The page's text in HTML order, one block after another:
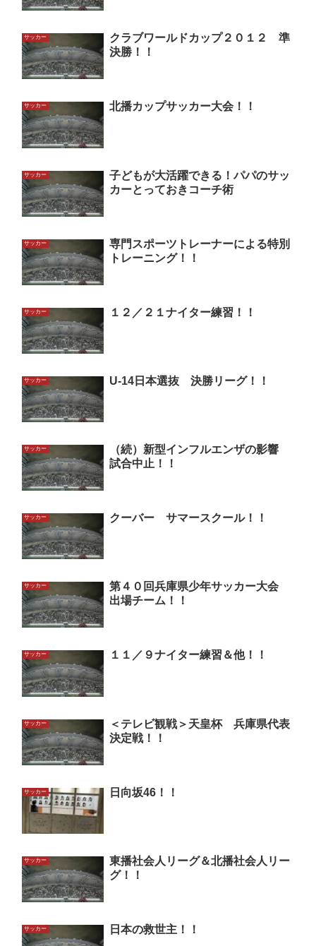
サッカー
クラブワールドカップ２０１２ 準
決勝！！
サッカー 北播カップサッカー大会！！
サッカー
子どもが大活躍できる！パパのサッ
カーとっておきコーチ術
サッカー
専門スポーツトレーナーによる特別
トレーニング！！
サッカー １２／２１ナイター練習！！
サッカー U-14日本選抜 決勝リーグ！！
サッカー
（続）新型インフルエンザの影響
試合中止！！
サッカー クーバー サマースクール！！
サッカー
第４０回兵庫県少年サッカー大会
出場チーム！！
サッカー １１／９ナイター練習＆他！！
サッカー
＜テレビ観戦＞天皇杯 兵庫県代表
決定戦！！
サッカー 日向坂46！！
サッカー
東播社会人リーグ＆北播社会人リー
グ！！
サッカー 日本の救世主！！